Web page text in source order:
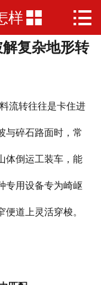
 网站首页
公司简介
厂房厂景
荣誉资质
样 
复杂地形转
流转往往是卡住进
与碎石路面时，常
体倒运工装车，能
专用设备专为崎岖
道上灵活穿梭。